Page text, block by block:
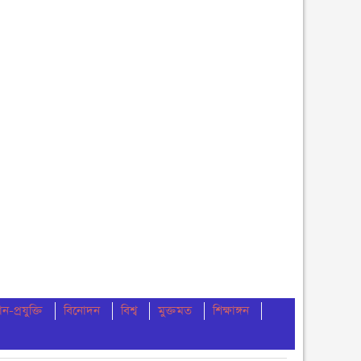
প্রযুক্তি বিনোদন বিশ্ব মুক্তমত
শিক্ষাঙ্গন